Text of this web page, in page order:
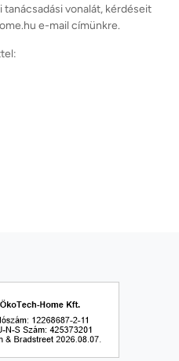
vonalát, kérdéseit
e-mail címünkre.